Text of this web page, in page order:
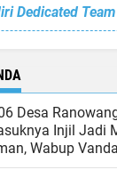
Desa
Injil Jadi
Wabup
Harus